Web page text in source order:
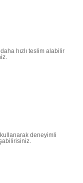
hızlı teslim alabilir
deneyimli